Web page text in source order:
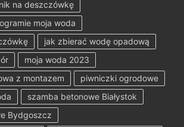
na deszczówkę
moja woda
jak zbierać wodę opadową
moja woda 2023
z montazem
piwniczki ogrodowe
szamba betonowe Białystok
Bydgoszcz